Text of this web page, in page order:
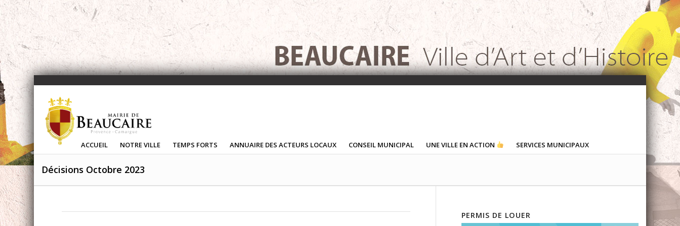
ACCUEIL NOTRE VILLE TEMPS FORTS ANNUAIRE DES ACTEURS LOCAUX CONSEIL MUNICIPAL UNE VILLE EN ACTION SERVICES MUNICIPAUX
Décisions Octobre 2023
PERMIS DE LOUER